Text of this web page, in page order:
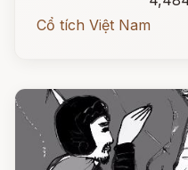
Cổ tích Việt Nam